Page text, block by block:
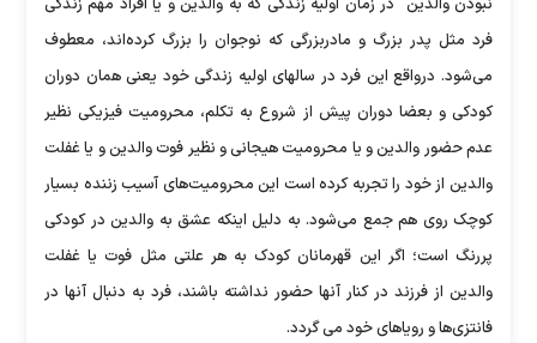
نبودن والدین" در زمان اولیه زندگی که به والدین و یا افراد مهم زندگی
فرد مثل پدر بزرگ و مادربزرگی که نوجوان را بزرگ کرده‌اند، معطوف
می‌شود. درواقع این فرد در سالهای اولیه زندگی خود یعنی همان دوران
کودکی و بعضا دوران پیش از شروع به تکلم، محرومیت فیزیکی نظیر
عدم حضور والدین و یا محرومیت هیجانی و نظیر فوت والدین و یا غفلت
والدین از خود را تجربه کرده است این محرومیت‌های آسیب زننده بسیار
کوچک روی هم جمع می‌شود. به دلیل اینکه عشق به والدین در کودکی
پررنگ است؛ اگر این قهرمانان کودک به هر علتی مثل فوت یا غفلت
والدین از فرزند در کنار آنها حضور نداشته باشند، فرد به دنبال آنها در
فانتزی‌ها و رویاهای خود می گردد.